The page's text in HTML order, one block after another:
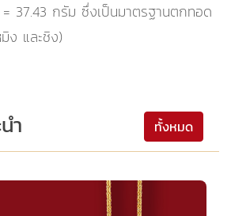
37.43 กรัม ซึ่งเป็นมาตรฐานตกทอด
ง และชิง)
ำ ทั้งหมด